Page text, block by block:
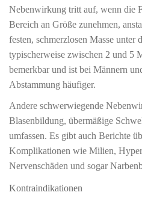
Nebenwirkung tritt auf, wenn die
Bereich an Größe zunehmen,
festen, schmerzlosen Masse
typischerweise zwischen 2 und 5
bemerkbar und ist bei Männern
Abstammung häufiger.
Andere schwerwiegende
Blasenbildung, übermäßige
umfassen. Es gibt auch Berichte
Komplikationen wie Milien,
Nervenschäden und sogar
Kontraindikationen